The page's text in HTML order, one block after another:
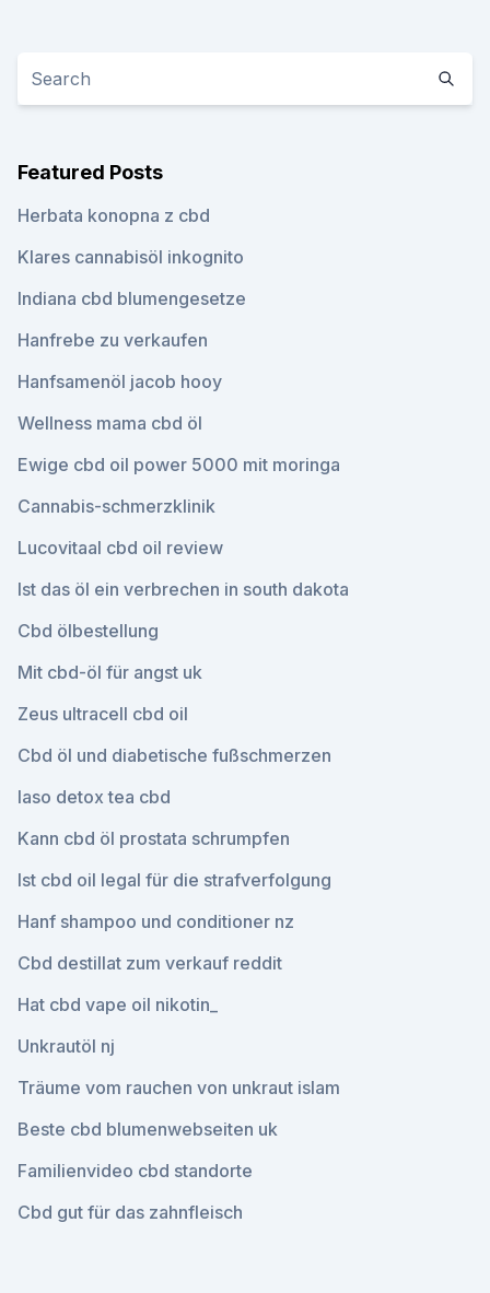
Featured Posts
Herbata konopna z cbd
Klares cannabisöl inkognito
Indiana cbd blumengesetze
Hanfrebe zu verkaufen
Hanfsamenöl jacob hooy
Wellness mama cbd öl
Ewige cbd oil power 5000 mit moringa
Cannabis-schmerzklinik
Lucovitaal cbd oil review
Ist das öl ein verbrechen in south dakota
Cbd ölbestellung
Mit cbd-öl für angst uk
Zeus ultracell cbd oil
Cbd öl und diabetische fußschmerzen
Iaso detox tea cbd
Kann cbd öl prostata schrumpfen
Ist cbd oil legal für die strafverfolgung
Hanf shampoo und conditioner nz
Cbd destillat zum verkauf reddit
Hat cbd vape oil nikotin_
Unkrautöl nj
Träume vom rauchen von unkraut islam
Beste cbd blumenwebseiten uk
Familienvideo cbd standorte
Cbd gut für das zahnfleisch